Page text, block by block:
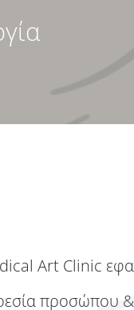
Art Clinic
προσώπου